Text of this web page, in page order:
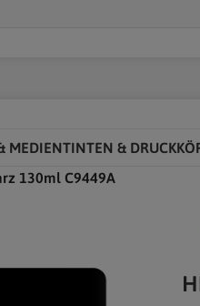
MEDIENTINTEN &
130ml C9449A